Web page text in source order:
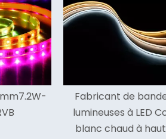
bandes
Cob
Fabricant de
lumineuses LED
rouge accordable